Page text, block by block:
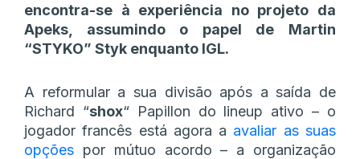
encontra-se à experiência no projeto da
Apeks, assumindo o papel de Martin
“⁠STYKO⁠” Styk enquanto IGL.
A reformular a sua divisão após a saída de
Richard “⁠shox⁠“Papillon do lineup ativo – o
jogador francês está agora a avaliar as suas
opções por mútuo acordo – a organização